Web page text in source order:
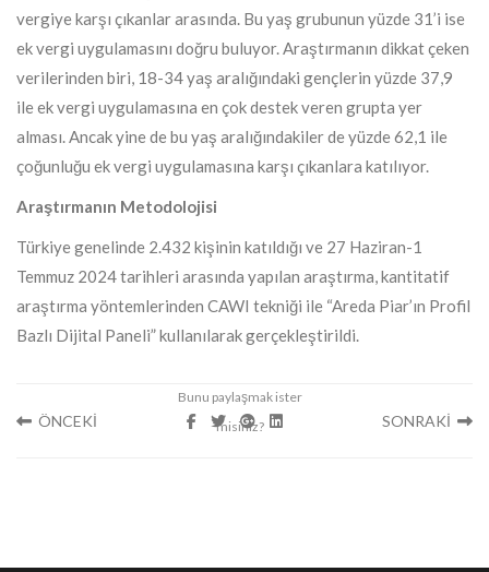
vergiye karşı çıkanlar arasında. Bu yaş grubunun yüzde 31’i ise
ek vergi uygulamasını doğru buluyor. Araştırmanın dikkat çeken
verilerinden biri, 18-34 yaş aralığındaki gençlerin yüzde 37,9
ile ek vergi uygulamasına en çok destek veren grupta yer
alması. Ancak yine de bu yaş aralığındakiler de yüzde 62,1 ile
çoğunluğu ek vergi uygulamasına karşı çıkanlara katılıyor.
Araştırmanın Metodolojisi
Türkiye genelinde 2.432 kişinin katıldığı ve 27 Haziran-1
Temmuz 2024 tarihleri arasında yapılan araştırma, kantitatif
araştırma yöntemlerinden CAWI tekniği ile “Areda Piar’ın Profil
Bazlı Dijital Paneli” kullanılarak gerçekleştirildi.
ÖNCEKİ SONRAKİ